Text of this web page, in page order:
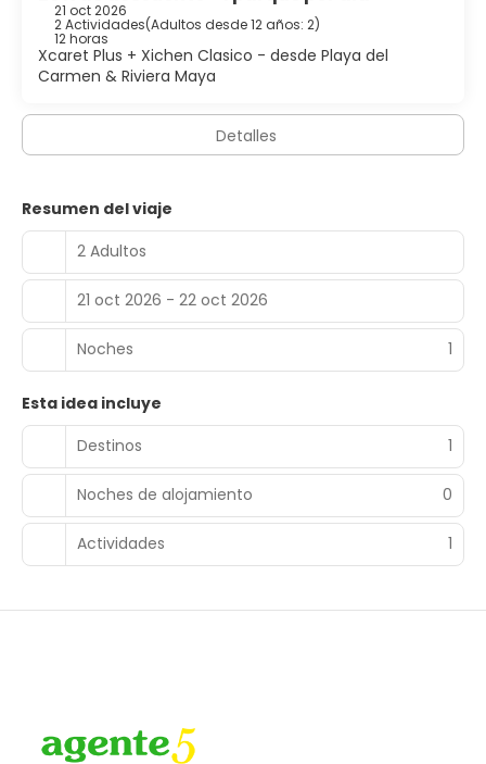
21 oct 2026
2 Actividades(Adultos desde 12 años: 2)
12 horas
Xcaret Plus + Xichen Clasico - desde Playa del
Carmen & Riviera Maya
Detalles
Resumen del viaje
2 Adultos
21 oct 2026 - 22 oct 2026
Noches 1
Esta idea incluye
Destinos
1
Noches de alojamiento 0
Actividades 1